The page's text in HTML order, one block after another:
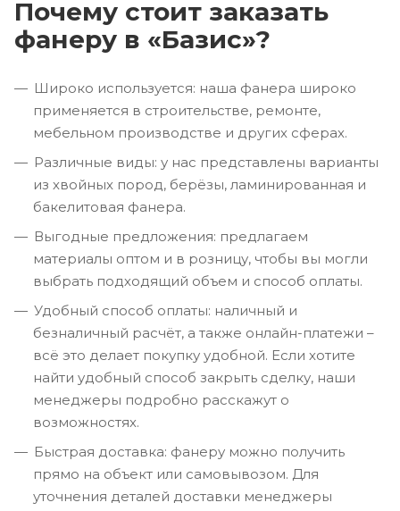
Почему стоит заказать
фанеру в «Базис»?
Широко используется: наша фанера широко
применяется в строительстве, ремонте,
мебельном производстве и других сферах.
Различные виды: у нас представлены варианты
из хвойных пород, берёзы, ламинированная и
бакелитовая фанера.
Выгодные предложения: предлагаем
материалы оптом и в розницу, чтобы вы могли
выбрать подходящий объем и способ оплаты.
Удобный способ оплаты: наличный и
безналичный расчёт, а также онлайн-платежи –
всё это делает покупку удобной. Если хотите
найти удобный способ закрыть сделку, наши
менеджеры подробно расскажут о
возможностях.
Быстрая доставка: фанеру можно получить
прямо на объект или самовывозом. Для
уточнения деталей доставки менеджеры